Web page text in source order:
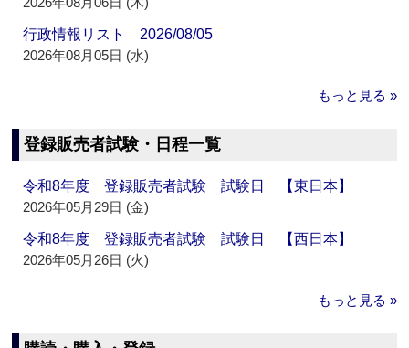
行政情報リスト 2026/08/05
2026年08月05日 (水)
もっと見る »
登録販売者試験・日程一覧
令和8年度 登録販売者試験 試験日 【東日本】
2026年05月29日 (金)
令和8年度 登録販売者試験 試験日 【西日本】
2026年05月26日 (火)
もっと見る »